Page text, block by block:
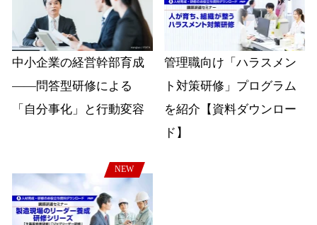
中小企業の経営幹部育成
――問答型研修による
「自分事化」と行動変容
管理職向け「ハラスメン
ト対策研修」プログラム
を紹介【資料ダウンロー
ド】
NEW